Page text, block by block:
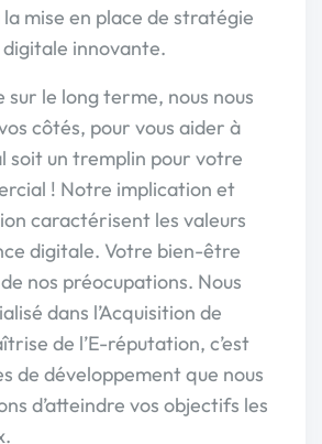
mise en place de stratégie
innovante.
sur le long terme, nous nous
côtés, pour vous aider à
soit un tremplin pour votre
! Notre implication et
caractérisent les valeurs
digitale. Votre bien-être
nos préocupations. Nous
dans l’Acquisition de
de l’E-réputation, c’est
de développement que nous
d’atteindre vos objectifs les